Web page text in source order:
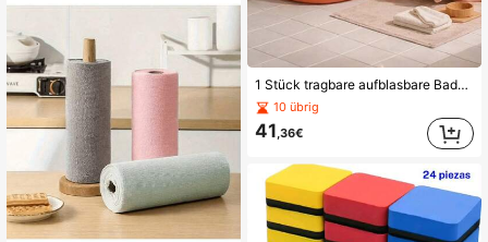
1 Stück tragbare aufblasbare Badewanne für Erwachsene mit Fußpumpe - einfach aufzublasen und zu entleeren, geeignet für Heim-SPA, Heiß-/Eisbad, faltbar zur Aufbewahrung - perfektes Geschenk
10 übrig
41 ,36€